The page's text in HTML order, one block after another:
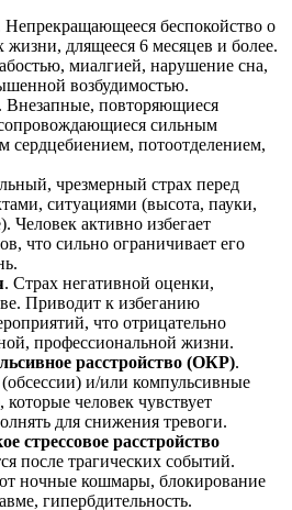
Непрекращающееся беспокойство о
жизни, длящееся 6 месяцев и более.
миалгией, нарушение сна,
возбудимостью.
. Внезапные, повторяющиеся
сильным
сердцебиением, потоотделением,
чрезмерный страх перед
ситуациями (высота, пауки,
Человек активно избегает
что сильно ограничивает его
. Страх негативной оценки,
Приводит к избеганию
что отрицательно
профессиональной жизни.
расстройство (ОКР).
и/или компульсивные
человек чувствует
для снижения тревоги.
стрессовое расстройство
после трагических событий.
ночные кошмары, блокирование
гипербдительность.